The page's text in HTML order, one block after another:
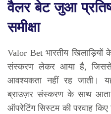
वैलर बेट जुआ
समीक्षा
Valor Bet भारतीय खिलाड़ियों
संस्करण लेकर आया है, जिससे
आवश्यकता नहीं रह जाती। यह
ब्राउज़र संस्करण के साथ
ऑपरेटिंग सिस्टम की परवाह